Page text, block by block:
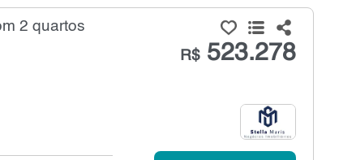
2 quartos
R$523.278